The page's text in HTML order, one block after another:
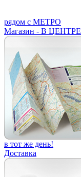
рядом с МЕТРО
Магазин - В ЦЕНТРЕ
в тот же день!
Доставка